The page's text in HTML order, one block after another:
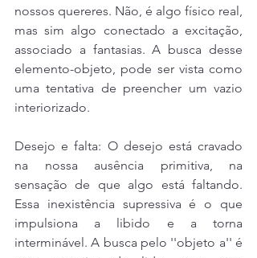
nossos quereres. Não, é algo físico real,
mas sim algo conectado a excitação,
associado a fantasias. A busca desse
elemento-objeto, pode ser vista como
uma tentativa de preencher um vazio
interiorizado.
Desejo e falta: O desejo está cravado
na nossa ausência primitiva, na
sensação de que algo está faltando.
Essa inexistência supressiva é o que
impulsiona a libido e a torna
interminável. A busca pelo ''objeto a'' é